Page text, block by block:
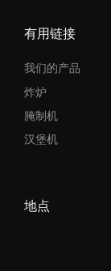
有用链接
我们的产品
炸炉
腌制机
汉堡机
地点